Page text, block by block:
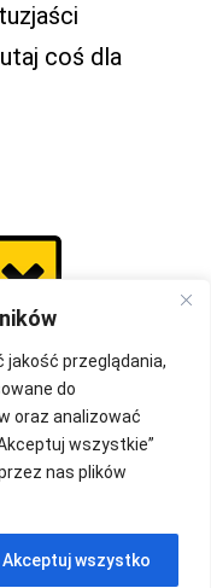
jakość przeglądania,
do
oraz analizować
wszystkie”
nas plików
Akceptuj wszystko
coś dla